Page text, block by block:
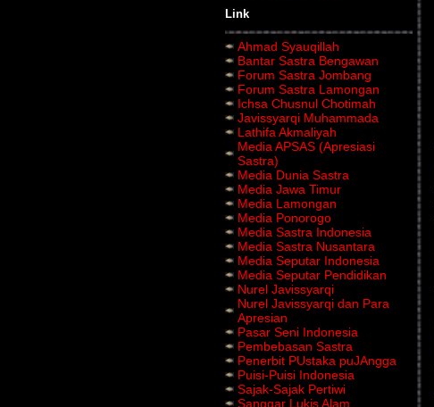
Link
Ahmad Syauqillah
Bantar Sastra Bengawan
Forum Sastra Jombang
Forum Sastra Lamongan
Ichsa Chusnul Chotimah
Javissyarqi Muhammada
Lathifa Akmaliyah
Media APSAS (Apresiasi
Sastra)
Media Dunia Sastra
Media Jawa Timur
Media Lamongan
Media Ponorogo
Media Sastra Indonesia
Media Sastra Nusantara
Media Seputar Indonesia
Media Seputar Pendidikan
Nurel Javissyarqi
Nurel Javissyarqi dan Para
Apresian
Pasar Seni Indonesia
Pembebasan Sastra
Penerbit PUstaka puJAngga
Puisi-Puisi Indonesia
Sajak-Sajak Pertiwi
Sanggar Lukis Alam